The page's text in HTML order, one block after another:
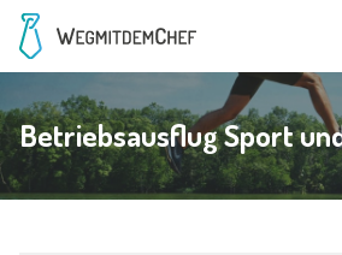
Betriebsausflug Sport